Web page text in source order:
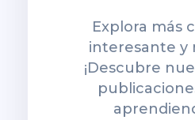
Explora más
interesante y
¡Descubre